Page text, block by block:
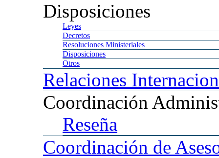
Disposiciones
Leyes
Decretos
Resoluciones Ministeriales
Disposiciones
Otros
Relaciones
Coordinación
Reseña
Coordinación de